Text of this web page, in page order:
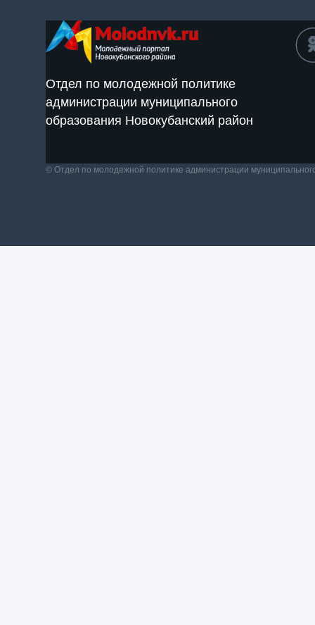
Отдел по молодежной политике
администрации муниципального
образования Новокубанский район
© Отдел по молодежной политике администрации